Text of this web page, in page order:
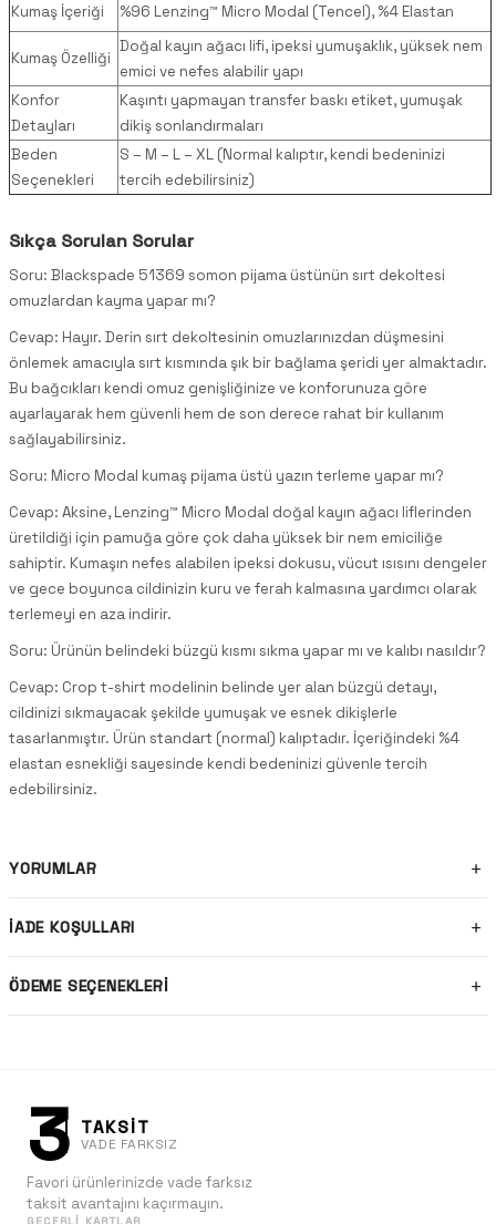
Kumaş İçeriği %96 Lenzing™ Micro Modal (Tencel), %4 Elastan
Kumaş Özelliği
Doğal kayın ağacı lifi, ipeksi yumuşaklık, yüksek nem
emici ve nefes alabilir yapı
Konfor
Detayları
Kaşıntı yapmayan transfer baskı etiket, yumuşak
dikiş sonlandırmaları
Beden
Seçenekleri
S – M – L – XL (Normal kalıptır, kendi bedeninizi
tercih edebilirsiniz)
Sıkça Sorulan Sorular
Soru: Blackspade 51369 somon pijama üstünün sırt dekoltesi
omuzlardan kayma yapar mı?
Cevap: Hayır. Derin sırt dekoltesinin omuzlarınızdan düşmesini
önlemek amacıyla sırt kısmında şık bir bağlama şeridi yer almaktadır.
Bu bağcıkları kendi omuz genişliğinize ve konforunuza göre
ayarlayarak hem güvenli hem de son derece rahat bir kullanım
sağlayabilirsiniz.
Soru: Micro Modal kumaş pijama üstü yazın terleme yapar mı?
Cevap: Aksine, Lenzing™ Micro Modal doğal kayın ağacı liflerinden
üretildiği için pamuğa göre çok daha yüksek bir nem emiciliğe
sahiptir. Kumaşın nefes alabilen ipeksi dokusu, vücut ısısını dengeler
ve gece boyunca cildinizin kuru ve ferah kalmasına yardımcı olarak
terlemeyi en aza indirir.
Soru: Ürünün belindeki büzgü kısmı sıkma yapar mı ve kalıbı nasıldır?
Cevap: Crop t-shirt modelinin belinde yer alan büzgü detayı,
cildinizi sıkmayacak şekilde yumuşak ve esnek dikişlerle
tasarlanmıştır. Ürün standart (normal) kalıptadır. İçeriğindeki %4
elastan esnekliği sayesinde kendi bedeninizi güvenle tercih
edebilirsiniz.
YORUMLAR
İADE KOŞULLARI
ÖDEME SEÇENEKLERI
3 TAKSİT
VADE FARKSIZ
Favori ürünlerinizde vade farksız
taksit avantajını kaçırmayın.
GEÇERLI KARTLAR